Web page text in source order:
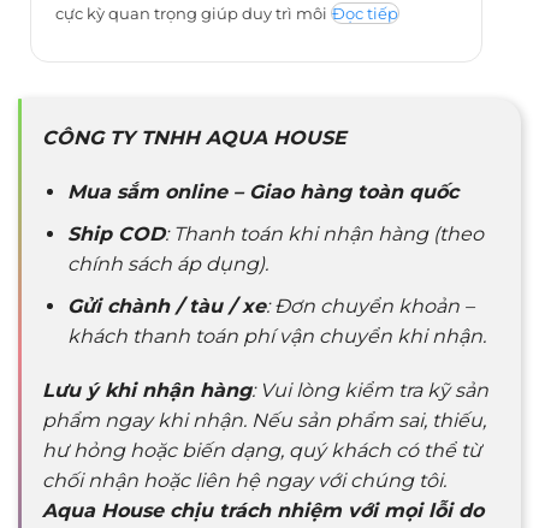
cực kỳ quan trọng giúp duy trì môi Đọc tiếp
CÔNG TY TNHH AQUA HOUSE
Mua sắm online – Giao hàng toàn quốc
Ship COD: Thanh toán khi nhận hàng (theo
chính sách áp dụng).
Gửi chành / tàu / xe: Đơn chuyển khoản –
khách thanh toán phí vận chuyển khi nhận.
Lưu ý khi nhận hàng: Vui lòng kiểm tra kỹ sản
phẩm ngay khi nhận. Nếu sản phẩm sai, thiếu,
hư hỏng hoặc biến dạng, quý khách có thể từ
chối nhận hoặc liên hệ ngay với chúng tôi.
Aqua House chịu trách nhiệm với mọi lỗi do